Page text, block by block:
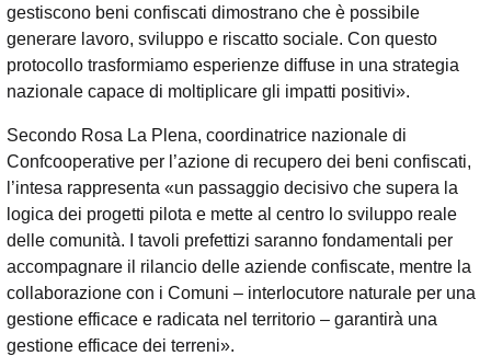
gestiscono beni confiscati dimostrano che è possibile
generare lavoro, sviluppo e riscatto sociale. Con questo
protocollo trasformiamo esperienze diffuse in una strategia
nazionale capace di moltiplicare gli impatti positivi».
Secondo Rosa La Plena, coordinatrice nazionale di
Confcooperative per l’azione di recupero dei beni confiscati,
l’intesa rappresenta «un passaggio decisivo che supera la
logica dei progetti pilota e mette al centro lo sviluppo reale
delle comunità. I tavoli prefettizi saranno fondamentali per
accompagnare il rilancio delle aziende confiscate, mentre la
collaborazione con i Comuni – interlocutore naturale per una
gestione efficace e radicata nel territorio – garantirà una
gestione efficace dei terreni».